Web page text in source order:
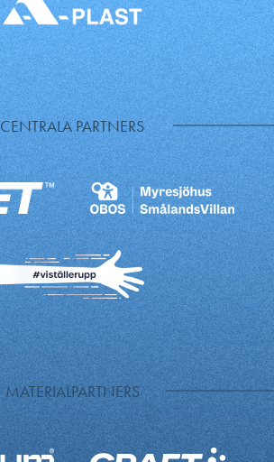
CENTRALA PARTNERS
MATERIALPARTNERS